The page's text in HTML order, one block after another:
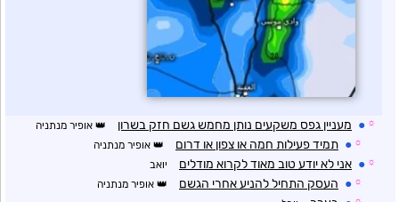
☼
● מעניין גפס משקעים נותן מחמש גשם חזק בשרון אופיר מנתניה
☼
● תמיד פעילות חמה או צפון או דרום אופיר מנתניה
☼
● אני לא יודע טוב מאוד לקרוא מודלים יואב
☼
● העסק התחיל להניע אחרי הגשם אופיר מנתניה